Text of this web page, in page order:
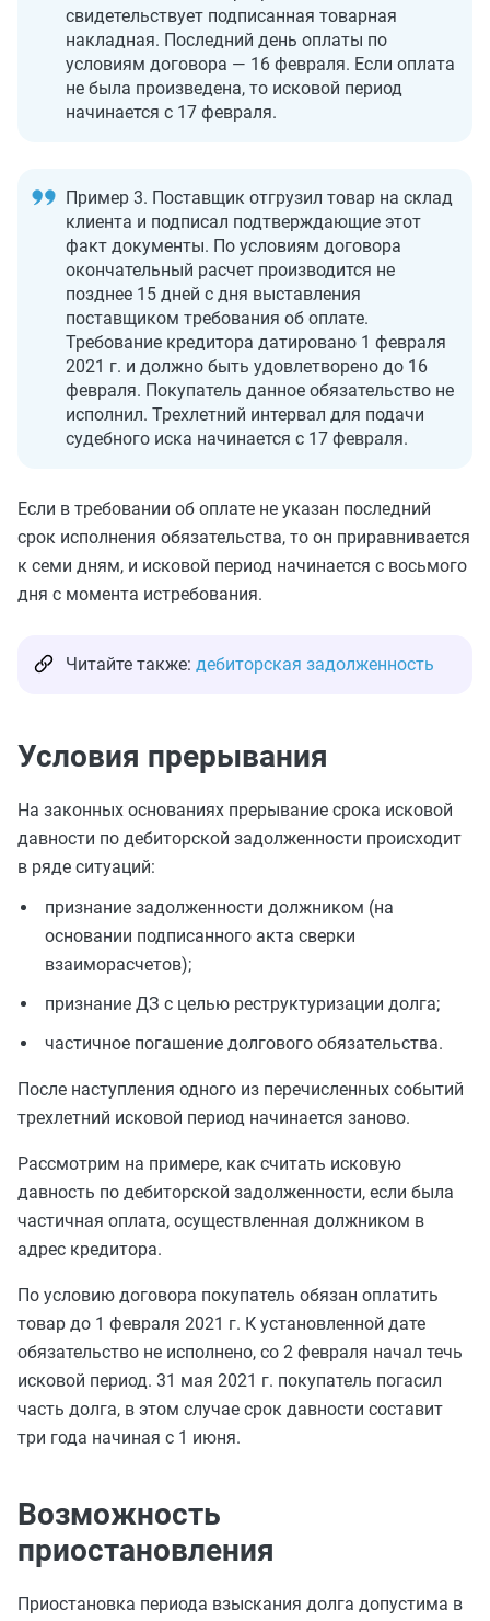
свидетельствует подписанная товарная
накладная. Последний день оплаты по
условиям договора — 16 февраля. Если оплата
не была произведена, то исковой период
начинается с 17 февраля.
Пример 3. Поставщик отгрузил товар на склад
клиента и подписал подтверждающие этот
факт документы. По условиям договора
окончательный расчет производится не
позднее 15 дней с дня выставления
поставщиком требования об оплате.
Требование кредитора датировано 1 февраля
2021 г. и должно быть удовлетворено до 16
февраля. Покупатель данное обязательство не
исполнил. Трехлетний интервал для подачи
судебного иска начинается с 17 февраля.
Если в требовании об оплате не указан последний
срок исполнения обязательства, то он приравнивается
к семи дням, и исковой период начинается с восьмого
дня с момента истребования.
Читайте также: дебиторская задолженность
Условия прерывания
На законных основаниях прерывание срока исковой
давности по дебиторской задолженности происходит
в ряде ситуаций:
признание задолженности должником (на
основании подписанного акта сверки
взаиморасчетов);
признание ДЗ с целью реструктуризации долга;
частичное погашение долгового обязательства.
После наступления одного из перечисленных событий
трехлетний исковой период начинается заново.
Рассмотрим на примере, как считать исковую
давность по дебиторской задолженности, если была
частичная оплата, осуществленная должником в
адрес кредитора.
По условию договора покупатель обязан оплатить
товар до 1 февраля 2021 г. К установленной дате
обязательство не исполнено, со 2 февраля начал течь
исковой период. 31 мая 2021 г. покупатель погасил
часть долга, в этом случае срок давности составит
три года начиная с 1 июня.
Возможность
приостановления
Приостановка периода взыскания долга допустима в